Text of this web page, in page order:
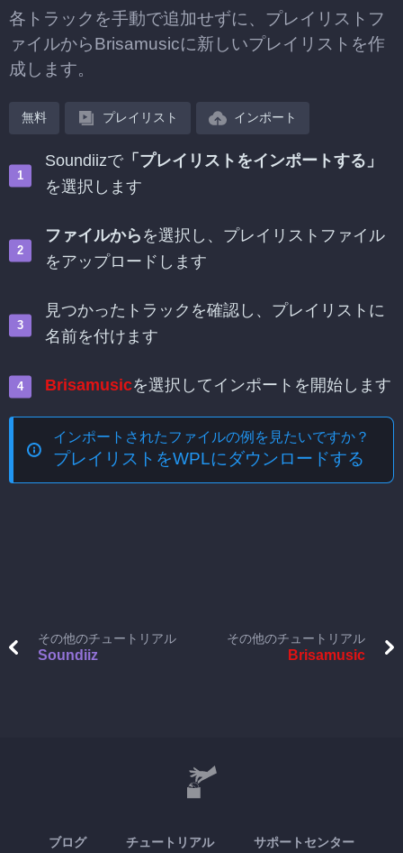
各トラックを手動で追加せずに、プレイリストフ
ァイルからBrisamusicに新しいプレイリストを作
成します。
無料 プレイリスト インポート
Soundiizで「プレイリストをインポートする」
を選択します
ファイルから を選択し、プレイリストファイル
をアップロードします
見つかったトラックを確認し、プレイリストに
名前を付けます
Brisamusicを選択してインポートを開始します
インポートされたファイルの例を見たいですか？
プレイリストをWPLにダウンロードする
その他のチュートリアル
Soundiiz
その他のチュートリアル
Brisamusic
ブログ チュートリアル サポートセンター